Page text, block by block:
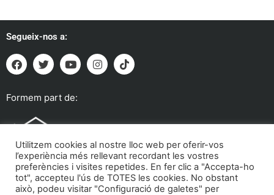
Segueix-nos a:
Formem part de:
Utilitzem cookies al nostre lloc web per oferir-vos
l’experiència més rellevant recordant les vostres
preferències i visites repetides. En fer clic a "Accepta-ho
tot", accepteu l'ús de TOTES les cookies. No obstant
això, podeu visitar "Configuració de galetes" per